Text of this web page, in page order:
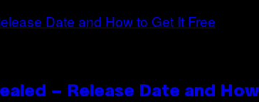
– Release Date and